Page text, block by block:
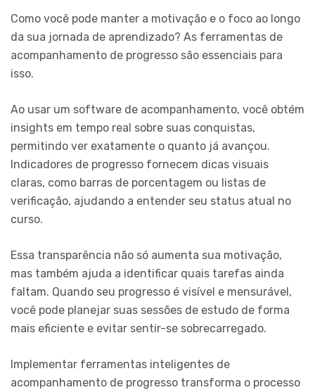
Como você pode manter a motivação e o foco ao longo
da sua jornada de aprendizado? As ferramentas de
acompanhamento de progresso são essenciais para
isso.
Ao usar um software de acompanhamento, você obtém
insights em tempo real sobre suas conquistas,
permitindo ver exatamente o quanto já avançou.
Indicadores de progresso fornecem dicas visuais
claras, como barras de porcentagem ou listas de
verificação, ajudando a entender seu status atual no
curso.
Essa transparência não só aumenta sua motivação,
mas também ajuda a identificar quais tarefas ainda
faltam. Quando seu progresso é visível e mensurável,
você pode planejar suas sessões de estudo de forma
mais eficiente e evitar sentir-se sobrecarregado.
Implementar ferramentas inteligentes de
acompanhamento de progresso transforma o processo